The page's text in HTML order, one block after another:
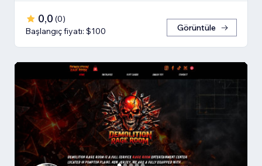
0,0 (0)
Başlangıç fiyatı: $100
Görüntüle